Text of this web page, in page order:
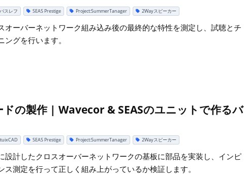
バスレフ SEAS Prestige Project:SummerTanager 2Wayスピーカー
オーバーネットワーク組み込み後の最終的な特性を測定し、試聴とチ
ングを行います。
の製作 | Wavecor & SEASのユニットで作るバ
SEAS Prestige Project:SummerTanager 2Wayスピーカー
設計したクロスオーバーネットワークの基板に部品を実装し、インピ
ス測定を行って正しく組み上がっているか検証します。